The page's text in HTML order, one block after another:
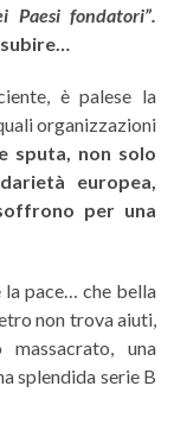
Paesi fondatori”.
è palese la
organizzazioni
sputa, non solo
europea,
per una
la pace… che bella
non trova aiuti,
una
splendida serie B